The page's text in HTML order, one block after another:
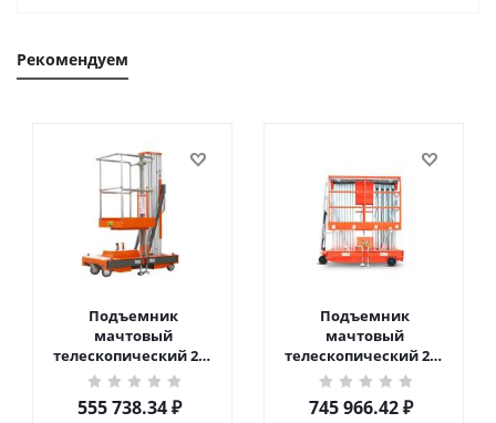
Рекомендуем
Подъемник
мачтовый
телескопический 200
кг 6 м TOR GTWY6-200S
DC 2-мачтовый
(автономный) (G) в
555 738.34₽
Подъемник
мачтовый
телескопический 200
кг 10 м TOR GTWY10-
200S DC 2-мачтовый
(автономный) (N) в
745 966.42₽